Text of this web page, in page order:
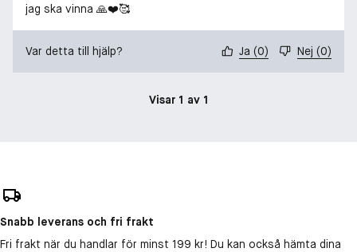
jag ska vinna 🙏❤️🥰
Var detta till hjälp? Ja (0) Nej (0)
Visar 1 av 1
Snabb leverans och fri frakt
Fri frakt när du handlar för minst 199 kr! Du kan också hämta dina